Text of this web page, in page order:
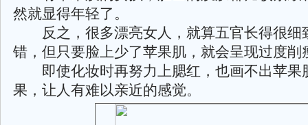
然就显得年轻了。
反之，很多漂亮女人，就算五官长得很细
错，但只要脸上少了苹果肌，就会呈现过度削
即使化妆时再努力上腮红，也画不出苹果
果，让人有难以亲近的感觉。